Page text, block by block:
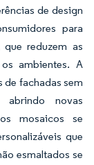
de design
para
reduzem as
ambientes. A
fachadas sem
abrindo novas
mosaicos se
que
esmaltados se